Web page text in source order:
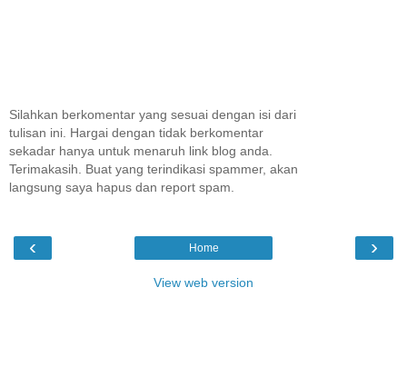
Silahkan berkomentar yang sesuai dengan isi dari
tulisan ini. Hargai dengan tidak berkomentar
sekadar hanya untuk menaruh link blog anda.
Terimakasih. Buat yang terindikasi spammer, akan
langsung saya hapus dan report spam.
‹ ›
Home
View web version